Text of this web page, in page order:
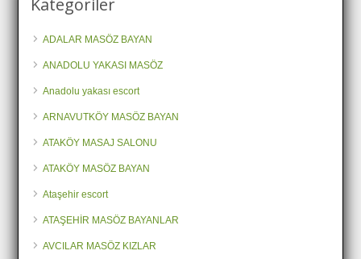
ADALAR MASÖZ BAYAN
ANADOLU YAKASI MASÖZ
Anadolu yakası escort
ARNAVUTKÖY MASÖZ BAYAN
ATAKÖY MASAJ SALONU
ATAKÖY MASÖZ BAYAN
Ataşehir escort
ATAŞEHİR MASÖZ BAYANLAR
AVCILAR MASÖZ KIZLAR